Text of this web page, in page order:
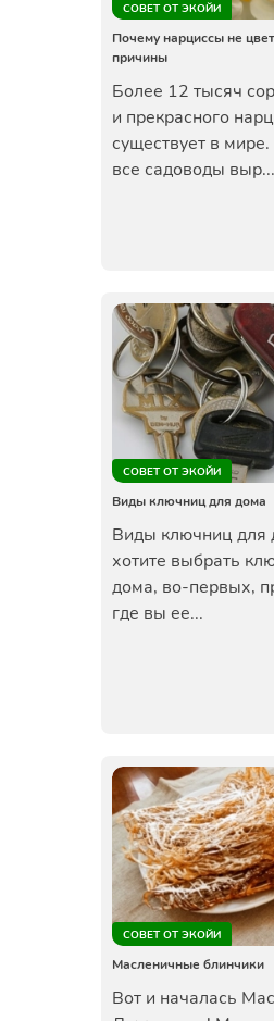
СОВЕТ ОТ ЭКОЙИ
Почему нарциссы не
причины
Более 12 тысяч
и прекрасного
существует в
все садоводы выр...
СОВЕТ ОТ ЭКОЙИ
Виды ключниц для дома
Виды ключниц для
хотите выбрать
дома, во-первых,
где вы ее...
СОВЕТ ОТ ЭКОЙИ
Масленичные блинчики
Вот и началась